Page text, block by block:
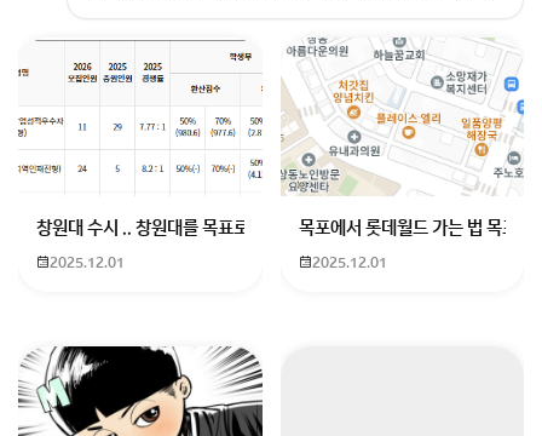
면 감사하겠습니다.
2년제 전문대학교 졸업하시면 경북대학교 일반편입 지
원이 가능하며, 학과에 따라 전형 요소가 다르기 때문에
대학교 편입 요강 한번 확인해보시면 좋을 것 같아요! 보
통 서류평가(전적대 성적 포함), 토익, 편입 시험(영어/수
학 등)으로 반영하기 때문에 편입 희망하시는 대학교 반
학과에 따라 to가 많이 나지 않거나 아예 모집을 하지 않
답변 도움 되셨다면 채택 부탁드려요!
회원가입 혹은 광고 [X]를 누르면 내용이 보입니다
창원대 수시 .. 창원대를 목표로 하고 있는 09년생입니다 지금 제 내신이
2025.12.01
목포에서 롯데월드 가는 법 목포
2025.12.01